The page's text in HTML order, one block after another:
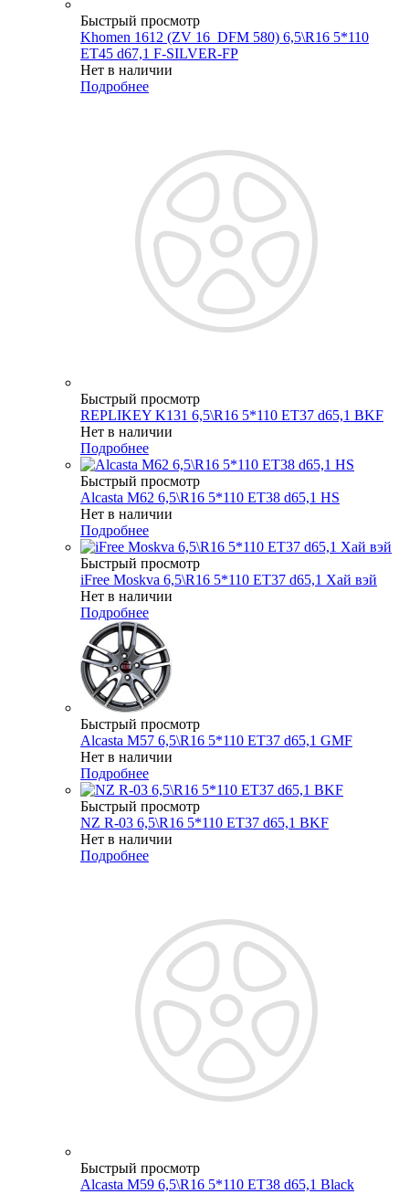
Быстрый просмотр
Khomen 1612 (ZV 16_DFM 580) 6,5\R16 5*110
ET45 d67,1 F-SILVER-FP
Нет в наличии
Подробнее
Быстрый просмотр
REPLIKEY K131 6,5\R16 5*110 ET37 d65,1 BKF
Нет в наличии
Подробнее
Быстрый просмотр
Alcasta M62 6,5\R16 5*110 ET38 d65,1 HS
Нет в наличии
Подробнее
Быстрый просмотр
iFree Moskva 6,5\R16 5*110 ET37 d65,1 Хай вэй
Нет в наличии
Подробнее
Быстрый просмотр
Alcasta M57 6,5\R16 5*110 ET37 d65,1 GMF
Нет в наличии
Подробнее
Быстрый просмотр
NZ R-03 6,5\R16 5*110 ET37 d65,1 BKF
Нет в наличии
Подробнее
Быстрый просмотр
Alcasta M59 6,5\R16 5*110 ET38 d65,1 Black